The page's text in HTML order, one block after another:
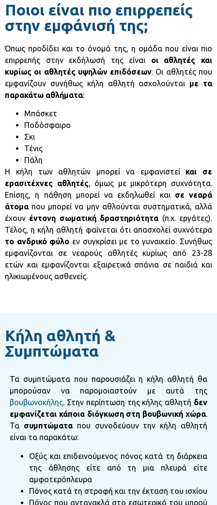
Ποιοι είναι πιο επιρρεπείς
στην εμφάνισή της;
Όπως προδίδει και το όνομά της, η ομάδα που είναι πιο
επιρρεπής στην εκδήλωσή της είναι οι αθλητές και
κυρίως οι αθλητές υψηλών επιδόσεων. Οι αθλητές που
εμφανίζουν συνήθως κήλη αθλητή ασχολούνται με τα
παρακάτω αθλήματα:
Μπάσκετ
Ποδόσφαιρο
Σκι
Τένις
Πάλη
Η κήλη των αθλητών μπορεί να εμφανιστεί και σε
ερασιτέχνες αθλητές, όμως με μικρότερη συχνότητα.
Επίσης, η πάθηση μπορεί να εκδηλωθεί και σε νεαρά
άτομαπου μπορεί να μην αθλούνται συστηματικά, αλλά
έχουν έντονη σωματική δραστηριότητα(π.χ. εργάτες).
Τέλος, η κήλη αθλητή φαίνεται ότι απασχολεί συχνότερα
το ανδρικό φύλο εν συγκρίσει με το γυναικείο. Συνήθως
εμφανίζονται σε νεαρούς αθλητές κυρίως από 23-28
ετών και εμφανίζονται εξαιρετικά σπάνια σε παιδιά και
ηλικιωμένους ασθενείς.
Κήλη αθλητή &
Συμπτώματα
Τα συμπτώματα που παρουσιάζει η κήλη αθλητή θα
μπορούσαν να παρομοιαστούν με αυτά της
βουβωνοκήλης. Στην περίπτωση της κήλης αθλητή δεν
εμφανίζεται κάποια διόγκωση στη βουβωνική χώρα.
Τα συμπτώματαπου συνοδεύουν την κήλη αθλητή
είναι τα παρακάτω:
Οξύς και επιδεινούμενος πόνος κατά τη διάρκεια
της άθλησης είτε από τη μια πλευρά είτε
αμφοτερόπλευρα
Πόνος κατά τη στροφή και την έκταση του ισχίου
Πόνος που αντανακλά στο εσωτερικό του μηρού